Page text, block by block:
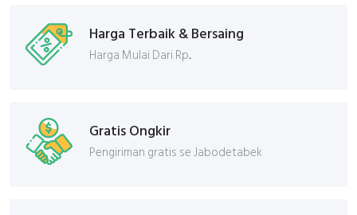
Harga Terbaik & Bersaing
Harga Mulai Dari Rp...
Gratis Ongkir
Pengiriman gratis se Jabodetabek